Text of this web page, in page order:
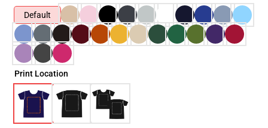
Default
Print Location